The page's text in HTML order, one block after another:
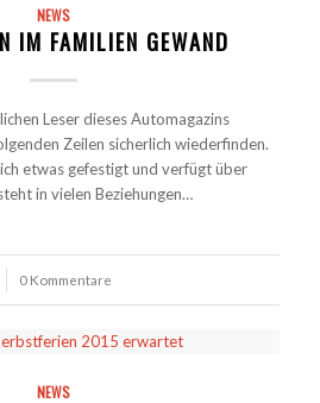
NEWS
IM FAMILIEN GEWAND
Leser dieses Automagazins
Zeilen sicherlich wiederfinden.
etwas gefestigt und verfügt über
in vielen Beziehungen…
0 Kommentare
NEWS